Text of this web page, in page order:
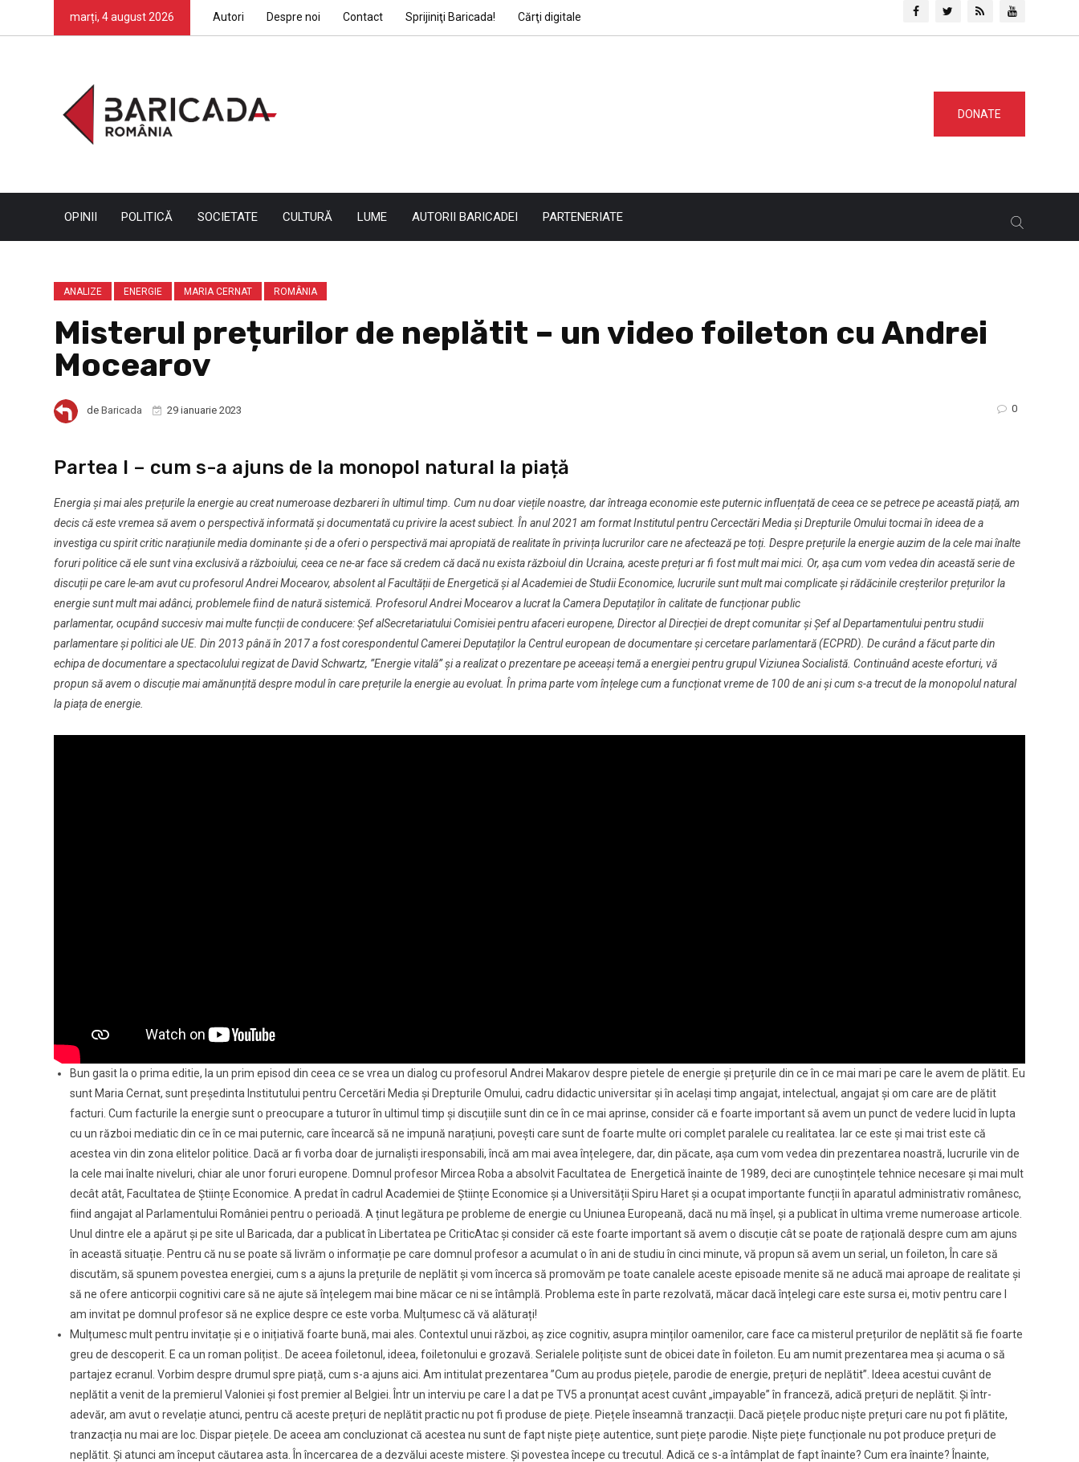
marți, 4 august 2026 Autori Despre noi Contact Sprijiniţi Baricada! Cărţi digitale
DONATE
OPINII POLITICĂ SOCIETATE CULTURĂ LUME AUTORII BARICADEI PARTENERIATE
ANALIZE ENERGIE MARIA CERNAT ROMÂNIA
Misterul prețurilor de neplătit – un video foileton cu Andrei
Mocearov
de Baricada 29 ianuarie 2023 0
Partea I – cum s-a ajuns de la monopol natural la piață
Energia și mai ales prețurile la energie au creat numeroase dezbareri în ultimul timp. Cum nu doar viețile noastre, dar întreaga economie este puternic influențată de ceea ce se petrece pe această piață, am
decis că este vremea să avem o perspectivă informată și documentată cu privire la acest subiect. În anul 2021 am format Institutul pentru Cercectări Media și Drepturile Omului tocmai în ideea de a
investiga cu spirit critic narațiunile media dominante și de a oferi o perspectivă mai apropiată de realitate în privința lucrurilor care ne afectează pe toți. Despre prețurile la energie auzim de la cele mai înalte
foruri politice că ele sunt vina exclusivă a războiului, ceea ce ne-ar face să credem că dacă nu exista războiul din Ucraina, aceste prețuri ar fi fost mult mai mici. Or, așa cum vom vedea din această serie de
discuții pe care le-am avut cu profesorul Andrei Mocearov, absolent al Facultății de Energetică și al Academiei de Studii Economice, lucrurile sunt mult mai complicate și rădăcinile creșterilor prețurilor la
energie sunt mult mai adânci, problemele fiind de natură sistemică. Profesorul Andrei Mocearov a lucrat la Camera Deputaților în calitate de funcționar public
parlamentar, ocupând succesiv mai multe funcții de conducere: Șef alSecretariatului Comisiei pentru afaceri europene, Director al Direcției de drept comunitar și Șef al Departamentului pentru studii
parlamentare și politici ale UE. Din 2013 până în 2017 a fost corespondentul Camerei Deputaților la Centrul european de documentare și cercetare parlamentară (ECPRD). De curând a făcut parte din
echipa de documentare a spectacolului regizat de David Schwartz, ”Energie vitală” și a realizat o prezentare pe aceeași temă a energiei pentru grupul Viziunea Socialistă. Continuând aceste eforturi, vă
propun să avem o discuție mai amănunțită despre modul în care prețurile la energie au evoluat. În prima parte vom înțelege cum a funcționat vreme de 100 de ani și cum s-a trecut de la monopolul natural
la piața de energie.
Bun gasit la o prima editie, la un prim episod din ceea ce se vrea un dialog cu profesorul Andrei Makarov despre pietele de energie și prețurile din ce în ce mai mari pe care le avem de plătit. Eu
sunt Maria Cernat, sunt președinta Institutului pentru Cercetări Media și Drepturile Omului, cadru didactic universitar și în același timp angajat, intelectual, angajat și om care are de plătit
facturi. Cum facturile la energie sunt o preocupare a tuturor în ultimul timp și discuțiile sunt din ce în ce mai aprinse, consider că e foarte important să avem un punct de vedere lucid în lupta
cu un război mediatic din ce în ce mai puternic, care încearcă să ne impună narațiuni, povești care sunt de foarte multe ori complet paralele cu realitatea. Iar ce este și mai trist este că
acestea vin din zona elitelor politice. Dacă ar fi vorba doar de jurnaliști iresponsabili, încă am mai avea înțelegere, dar, din păcate, așa cum vom vedea din prezentarea noastră, lucrurile vin de
la cele mai înalte niveluri, chiar ale unor foruri europene. Domnul profesor Mircea Roba a absolvit Facultatea de Energetică înainte de 1989, deci are cunoștințele tehnice necesare și mai mult
decât atât, Facultatea de Științe Economice. A predat în cadrul Academiei de Științe Economice și a Universității Spiru Haret și a ocupat importante funcții în aparatul administrativ românesc,
fiind angajat al Parlamentului României pentru o perioadă. A ținut legătura pe probleme de energie cu Uniunea Europeană, dacă nu mă înșel, și a publicat în ultima vreme numeroase articole.
Unul dintre ele a apărut și pe site ul Baricada, dar a publicat în Libertatea pe CriticAtac și consider că este foarte important să avem o discuție cât se poate de rațională despre cum am ajuns
în această situație. Pentru că nu se poate să livrăm o informație pe care domnul profesor a acumulat o în ani de studiu în cinci minute, vă propun să avem un serial, un foileton, În care să
discutăm, să spunem povestea energiei, cum s a ajuns la prețurile de neplătit și vom încerca să promovăm pe toate canalele aceste episoade menite să ne aducă mai aproape de realitate și
să ne ofere anticorpii cognitivi care să ne ajute să înțelegem mai bine măcar ce ni se întâmplă. Problema este în parte rezolvată, măcar dacă înțelegi care este sursa ei, motiv pentru care l
am invitat pe domnul profesor să ne explice despre ce este vorba. Mulțumesc că vă alăturați!
Mulțumesc mult pentru invitație și e o inițiativă foarte bună, mai ales. Contextul unui război, aș zice cognitiv, asupra minților oamenilor, care face ca misterul prețurilor de neplătit să fie foarte
greu de descoperit. E ca un roman polițist.. De aceea foiletonul, ideea, foiletonului e grozavă. Serialele polițiste sunt de obicei date în foileton. Eu am numit prezentarea mea și acuma o să
partajez ecranul. Vorbim despre drumul spre piață, cum s-a ajuns aici. Am intitulat prezentarea ”Cum au produs piețele, parodie de energie, prețuri de neplătit”. Ideea acestui cuvânt de
neplătit a venit de la premierul Valoniei și fost premier al Belgiei. Într un interviu pe care l a dat pe TV5 a pronunțat acest cuvânt „impayable” în franceză, adică prețuri de neplătit. Și într-
adevăr, am avut o revelație atunci, pentru că aceste prețuri de neplătit practic nu pot fi produse de piețe. Piețele înseamnă tranzacții. Dacă piețele produc niște prețuri care nu pot fi plătite,
tranzacția nu mai are loc. Dispar piețele. De aceea am concluzionat că acestea nu sunt de fapt niște piețe autentice, sunt piețe parodie. Niște piețe funcționale nu pot produce prețuri de
neplătit. Și atunci am început căutarea asta. În încercarea de a dezvălui aceste mistere. Și povestea începe cu trecutul. Adică ce s-a întâmplat de fapt înainte? Cum era înainte? Înainte,